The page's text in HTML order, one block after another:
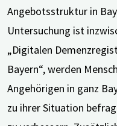
Angebotsstruktur in
Untersuchung ist
„Digitalen
Bayern“, werden
Angehörigen in ganz
zu ihrer Situation